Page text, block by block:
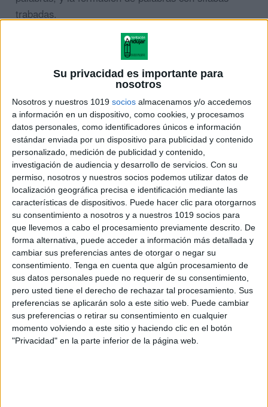
Su privacidad es importante para
nosotros
Nosotros y nuestros 1019 socios almacenamos y/o accedemos
a información en un dispositivo, como cookies, y procesamos
datos personales, como identificadores únicos e información
estándar enviada por un dispositivo para publicidad y contenido
personalizado, medición de publicidad y contenido,
investigación de audiencia y desarrollo de servicios. Con su
permiso, nosotros y nuestros socios podemos utilizar datos de
localización geográfica precisa e identificación mediante las
características de dispositivos. Puede hacer clic para otorgarnos
su consentimiento a nosotros y a nuestros 1019 socios para
que llevemos a cabo el procesamiento previamente descrito. De
forma alternativa, puede acceder a información más detallada y
cambiar sus preferencias antes de otorgar o negar su
consentimiento. Tenga en cuenta que algún procesamiento de
sus datos personales puede no requerir de su consentimiento,
pero usted tiene el derecho de rechazar tal procesamiento. Sus
preferencias se aplicarán solo a este sitio web. Puede cambiar
sus preferencias o retirar su consentimiento en cualquier
momento volviendo a este sitio y haciendo clic en el botón
"Privacidad" en la parte inferior de la página web.
trabadas.
Al utilizar fichas de atención con sílabas trabadas, los
niños pueden mejorar su habilidad para identificar y
utilizar estas combinaciones de consonantes en la
lectura y escritura de palabras. Además, estas fichas
también pueden ayudar a mejorar la atención y
concentración de los niños, ya que los ejercicios
suelen requerir de un alto grado de atención y
concentración para ser completados correctamente.
Para utilizar fichas de atención con sílabas trabadas,
es importante asegurarse de que los niños tengan un
conocimiento básico de las sílabas y las consonantes.
Es recomendable empezar con ejercicios sencillos e
ir aumentando gradualmente la complejidad de los
ejercicios a medida que los niños adquieren más
habilidades y confianza en su capacidad para
identificar y utilizar sílabas trabadas.
En conclusión, las fichas de atención con sílabas
trabadas son una herramienta pedagógica útil para